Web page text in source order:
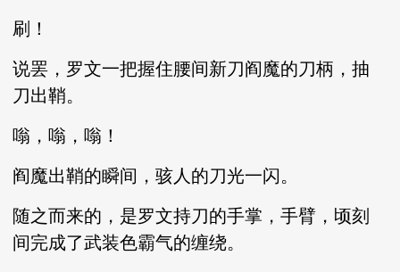
刷！
说罢，罗文一把握住腰间新刀阎魔的刀柄，抽
刀出鞘。
嗡，嗡，嗡！
阎魔出鞘的瞬间，骇人的刀光一闪。
随之而来的，是罗文持刀的手掌，手臂，顷刻
间完成了武装色霸气的缠绕。